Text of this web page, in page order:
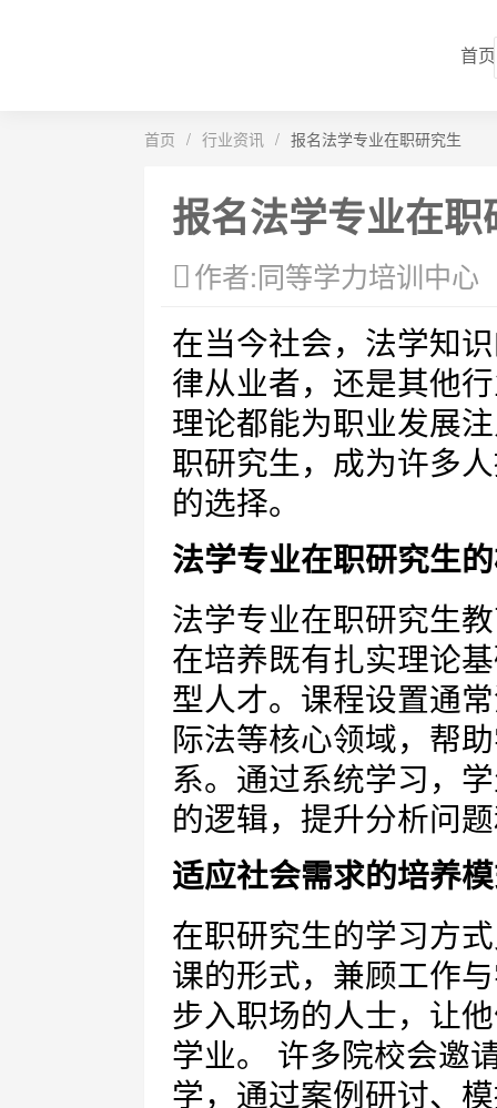
首页
首页 / 行业资讯 / 报名法学专业在职研究生
报名法学专业在职
作者:同等学力培训中心
在当今社会，法学知
律从业者，还是其他
理论都能为职业发展
职研究生，成为许多
的选择。
法学专业在职研究生
法学专业在职研究生
在培养既有扎实理论
型人才。课程设置通
际法等核心领域，帮
系。通过系统学习，
的逻辑，提升分析问
适应社会需求的培养
在职研究生的学习方
课的形式，兼顾工作
步入职场的人士，让
学业。 许多院校会邀
学，通过案例研讨、